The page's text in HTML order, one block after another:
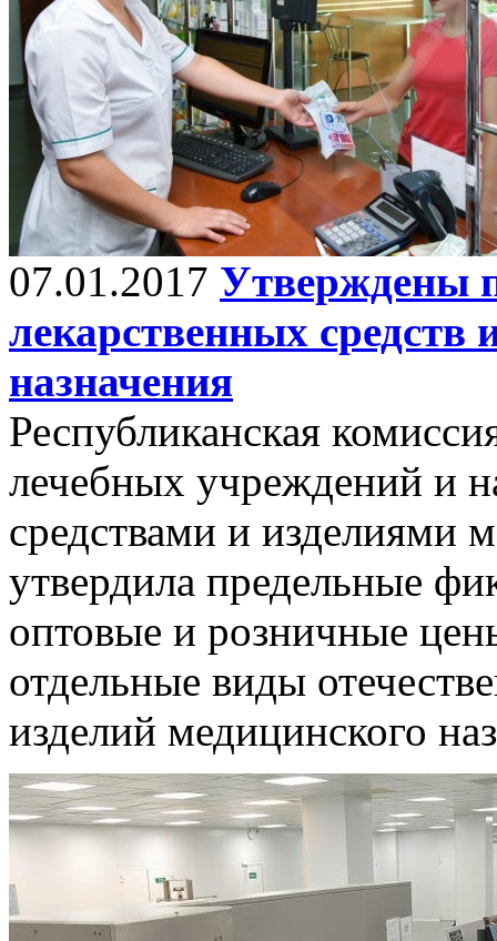
07.01.2017 Утверждены
лекарственных средств
назначения
Республиканская
лечебных учреждений и
средствами и изделиями
утвердила предельные
оптовые и розничные
отдельные виды
изделий медицинского